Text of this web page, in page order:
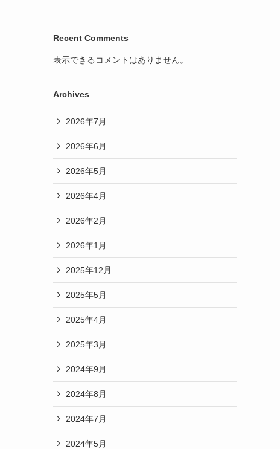
Recent Comments
表示できるコメントはありません。
Archives
2026年7月
2026年6月
2026年5月
2026年4月
2026年2月
2026年1月
2025年12月
2025年5月
2025年4月
2025年3月
2024年9月
2024年8月
2024年7月
2024年5月